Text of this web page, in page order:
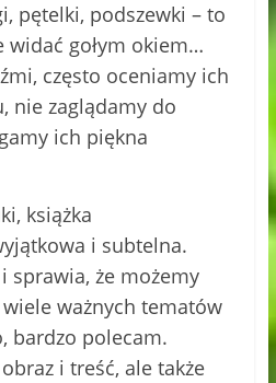
pętelki, podszewki – to
widać gołym okiem…
często oceniamy ich
nie zaglądamy do
ich piękna
książka
i subtelna.
sprawia, że możemy
ważnych tematów
bardzo polecam.
i treść, ale także